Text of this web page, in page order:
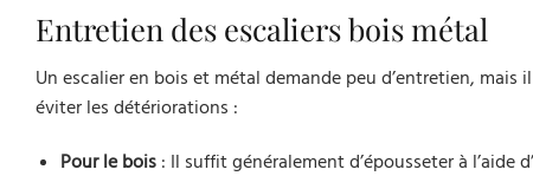
Entretien des escaliers bois métal
Un escalier en bois et métal demande peu d’entretien,
éviter les détériorations :
Pour le bois: Il suffit généralement d’épousseter à